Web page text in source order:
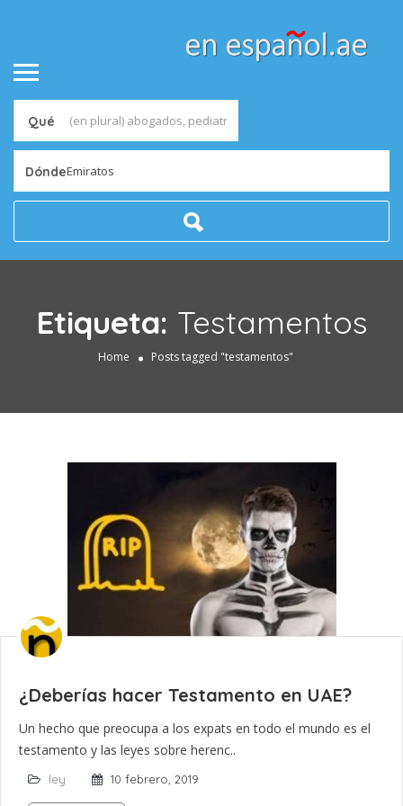
Qué
DóndeEmiratos
Etiqueta: Testamentos
Home Posts tagged "testamentos"
¿Deberías hacer Testamento en UAE?
Un hecho que preocupa a los expats en todo el mundo es el
testamento y las leyes sobre herenc..
ley 10 febrero, 2019